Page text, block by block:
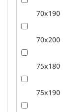
70x190
70x200
75x180
75x190